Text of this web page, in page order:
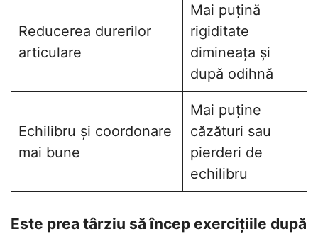
Reducerea durerilor
articulare
Mai puțină
rigiditate
dimineața și
după odihnă
Echilibru și coordonare
mai bune
Mai puține
căzături sau
pierderi de
echilibru
Este prea târziu să încep exercițiile după